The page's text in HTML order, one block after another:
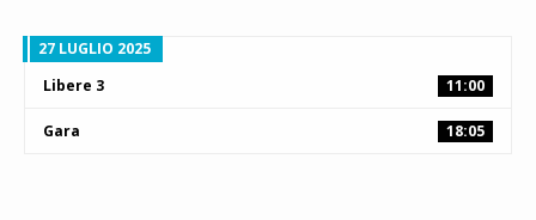
27 LUGLIO 2025
Libere 3
11:00
Gara 18:05